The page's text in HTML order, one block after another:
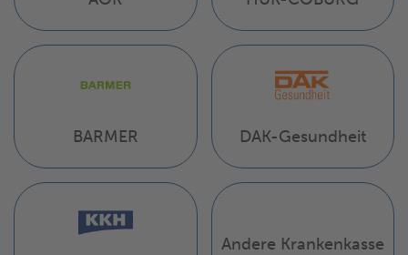
BARMER DAK-Gesundheit
Andere Krankenkasse